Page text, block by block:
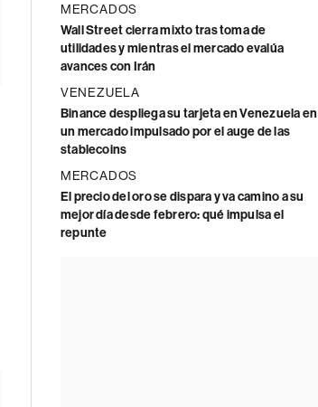
MERCADOS
Wall Street cierra mixto tras toma de
utilidades y mientras el mercado evalúa
avances con Irán
VENEZUELA
Binance despliega su tarjeta en Venezuela en
un mercado impulsado por el auge de las
stablecoins
MERCADOS
El precio del oro se dispara y va camino a su
mejor día desde febrero: qué impulsa el
repunte